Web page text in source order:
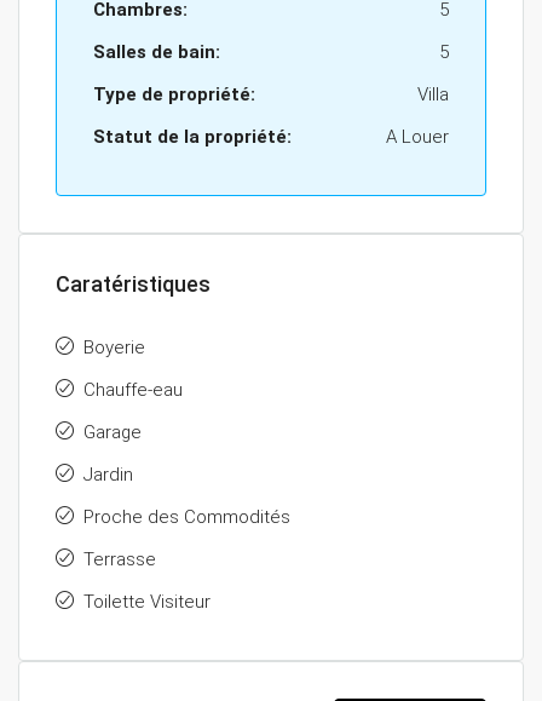
Chambres:
5
Salles de bain:
5
Type de propriété:
Villa
Statut de la propriété:
A Louer
Caratéristiques
Boyerie
Chauffe-eau
Garage
Jardin
Proche des Commodités
Terrasse
Toilette Visiteur